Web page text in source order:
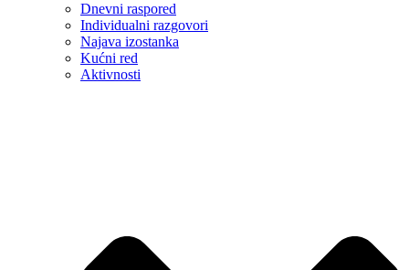
Dnevni raspored
Individualni razgovori
Najava izostanka
Kućni red
Aktivnosti